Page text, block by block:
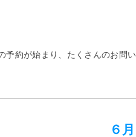
約が始まり、たくさんのお問
６